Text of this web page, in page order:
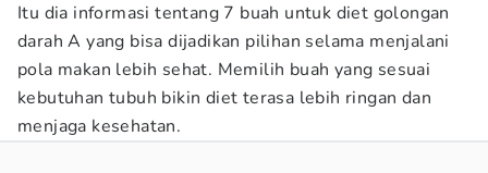
Itu dia informasi tentang 7 buah untuk diet golongan
darah A yang bisa dijadikan pilihan selama menjalani
pola makan lebih sehat. Memilih buah yang sesuai
kebutuhan tubuh bikin diet terasa lebih ringan dan
menjaga kesehatan.